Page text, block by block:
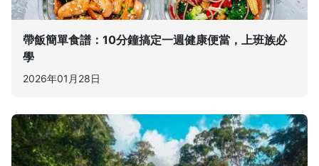
帶飯簡單食譜：10分鐘搞定一週健康便當，上班族必
學
2026年01月28日